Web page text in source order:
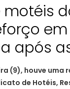
em
após
(9), houve uma
de Hotéis,